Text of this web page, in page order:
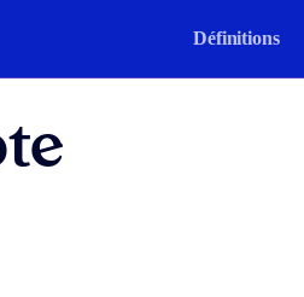
Définitions